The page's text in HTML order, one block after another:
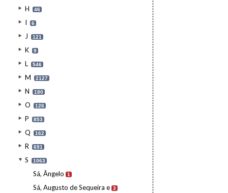
H 46
I 6
J 121
K 9
L 546
M 2127
N 180
O 126
P 853
Q 162
R 691
S 1063
Sá, Ângelo 1
Sá, Augusto de Sequeira e 3